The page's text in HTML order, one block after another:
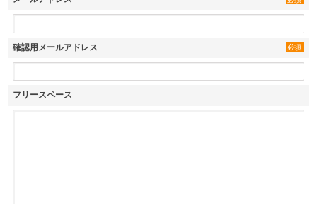
確認用メールアドレス 必須
フリースペース